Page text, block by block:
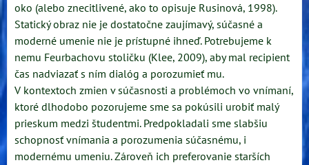
oko (alebo znecitlivené, ako to opisuje Rusinová, 1998).
Statický obraz nie je dostatočne zaujímavý, súčasné a
moderné umenie nie je prístupné ihneď. Potrebujeme k
nemu Feurbachovu stoličku (Klee, 2009), aby mal recipient
čas nadviazať s ním dialóg a porozumieť mu.
V kontextoch zmien v súčasnosti a problémoch vo vnímaní,
ktoré dlhodobo pozorujeme sme sa pokúsili urobiť malý
prieskum medzi študentmi. Predpokladali sme slabšiu
schopnosť vnímania a porozumenia súčasnému, i
modernému umeniu. Zároveň ich preferovanie starších